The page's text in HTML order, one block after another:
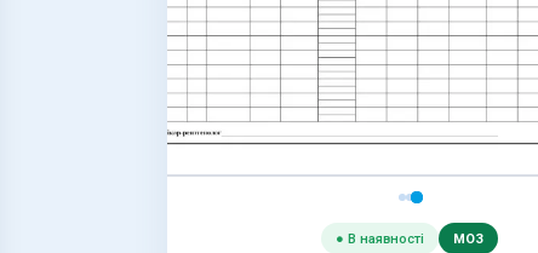
● В наявності МОЗ